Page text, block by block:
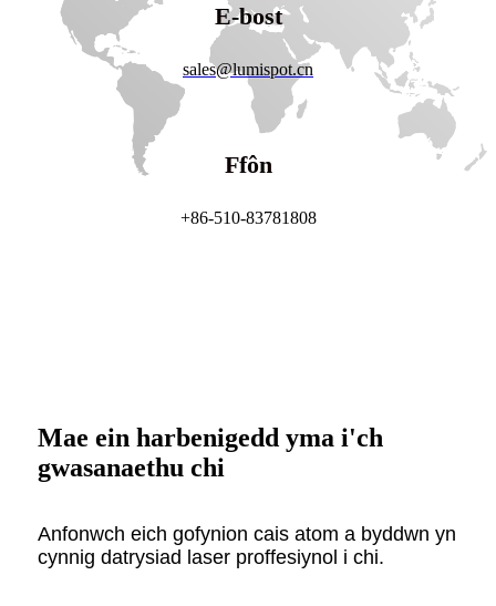
E-bost
sales@lumispot.cn
Ffôn
+86-510-83781808
Mae ein harbenigedd yma i'ch
gwasanaethu chi
Anfonwch eich gofynion cais atom a byddwn yn
cynnig datrysiad laser proffesiynol i chi.